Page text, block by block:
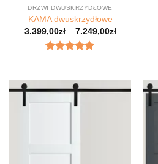
DRZWI DWUSKRZYDŁOWE
KAMA dwuskrzydłowe
3.399,00zł– 7.249,00zł